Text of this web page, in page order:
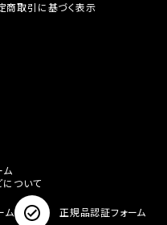
商取引に基づく表示
ム
について
ム 正規品認証フォーム